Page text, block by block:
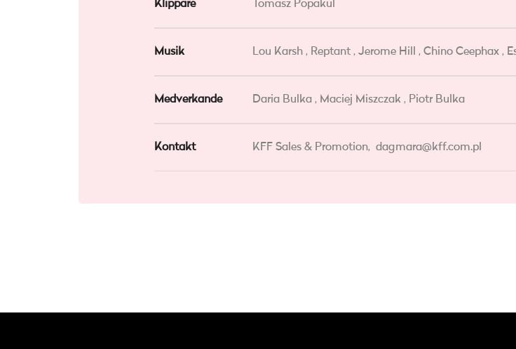
Klippare Tomasz Popakul
Musik Lou Karsh , Reptant , Jerome Hill , Chino Ceephax ,
Medverkande Daria Bulka , Maciej Miszczak , Piotr Bulka
Kontakt KFF Sales & Promotion, dagmara@kff.com.pl